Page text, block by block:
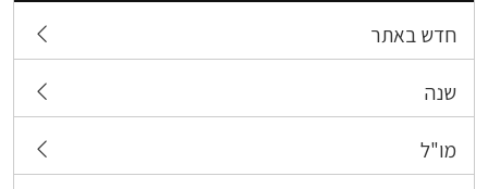
חדש באתר
שנה
מו"ל